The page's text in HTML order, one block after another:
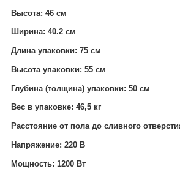
Высота: 46 см
Ширина: 40.2 см
Длина упаковки: 75 см
Высота упаковки: 55 см
Глубина (толщина) упаковки: 50 см
Вес в упаковке: 46,5 кг
Расстояние от пола до сливного
Напряжение: 220 В
Мощность: 1200 Вт